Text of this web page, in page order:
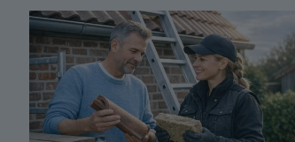
Niedersachsen bedeuten – und
worauf du in Abteilung II und III
achten solltest.